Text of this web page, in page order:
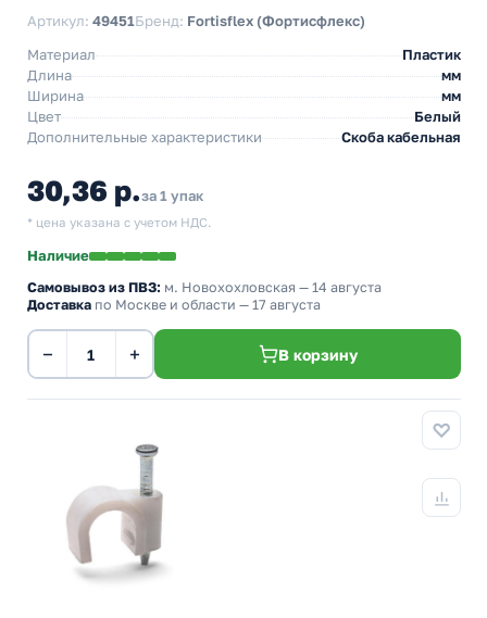
Артикул: 49451Бренд: Fortisflex (Фортисфлекс)
Материал
Пластик
Длина
мм
Ширина
мм
Цвет
Белый
Дополнительные характеристики
Скоба кабельная
30,36 р.за 1 упак
* цена указана с учетом НДС.
Наличие
Самовывоз из ПВЗ: м. Новохохловская — 14 августа
Доставка по Москве и области — 17 августа
− + В корзину